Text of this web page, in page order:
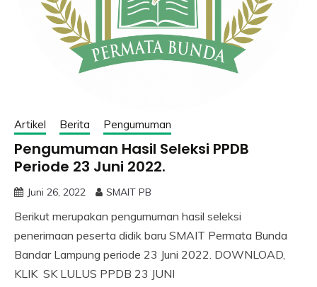
Artikel Berita Pengumuman
Pengumuman Hasil Seleksi PPDB
Periode 23 Juni 2022.
Juni 26, 2022 SMAIT PB
Berikut merupakan pengumuman hasil seleksi
penerimaan peserta didik baru SMAIT Permata Bunda
Bandar Lampung periode 23 Juni 2022. DOWNLOAD,
KLIK SK LULUS PPDB 23 JUNI